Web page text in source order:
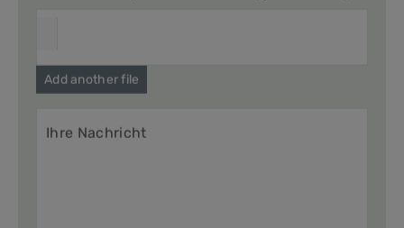
Add another file